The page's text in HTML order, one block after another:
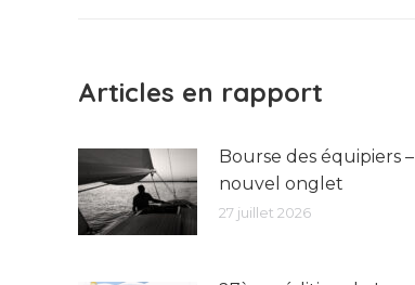
Articles en rapport
Bourse des équipiers –
nouvel onglet
27 juillet 2026